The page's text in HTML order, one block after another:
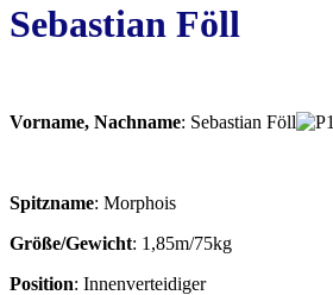
Sebastian Föll
Vorname, Nachname: Sebastian Föll
Spitzname: Morphois
Größe/Gewicht: 1,85m/75kg
Position: Innenverteidiger